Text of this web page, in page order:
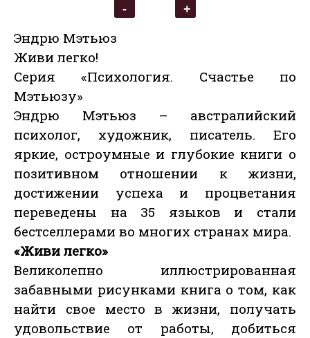
Эндрю Мэтьюз
Живи легко!
Серия «Психология. Счастье по
Мэтьюзу»
Эндрю Мэтьюз – австралийский
психолог, художник, писатель. Его
яркие, остроумные и глубокие книги о
позитивном отношении к жизни,
достижении успеха и процветания
переведены на 35 языков и стали
бестселлерами во многих странах мира.
«Живи легко»
Великолепно иллюстрированная
забавными рисунками книга о том, как
найти свое место в жизни, получать
удовольствие от работы, добиться